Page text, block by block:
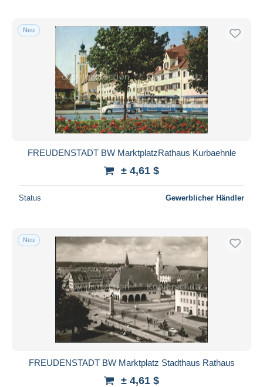
Neu
FREUDENSTADT BW MarktplatzRathaus Kurbaehnle
± 4,61 $
Status Gewerblicher Händler
Neu
FREUDENSTADT BW Marktplatz Stadthaus Rathaus
± 4,61 $